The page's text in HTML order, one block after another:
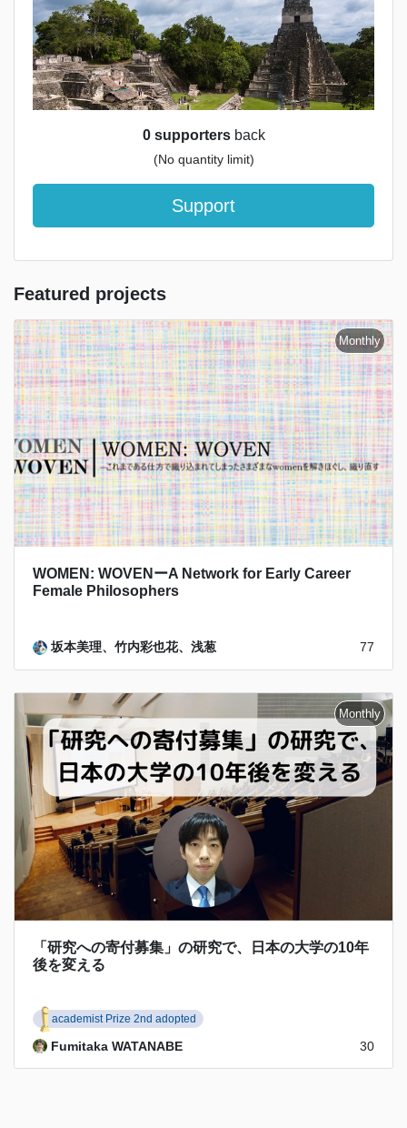
0 supportersback
(No quantity limit)
Support
Featured projects
WOMEN: WOVENーA Network for Early Career
Female Philosophers
坂本美理、竹内彩也花、浅葱 77
「研究への寄付募集」の研究で、日本の大学の10年
後を変える
academist Prize 2nd adopted
Fumitaka WATANABE 30